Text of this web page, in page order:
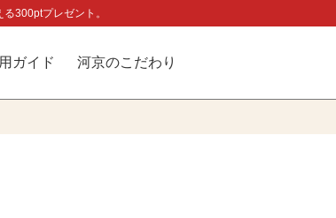
300ptプレゼント。
ガイド 河京のこだわり